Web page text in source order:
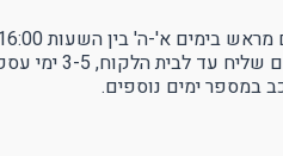
סטור - רחוב הדגן 9 אזור התעשייה עמק שרה - באר שבע.
עסקים (החל מיום לאחר ההזמנה).
במספר ימים נוספים.